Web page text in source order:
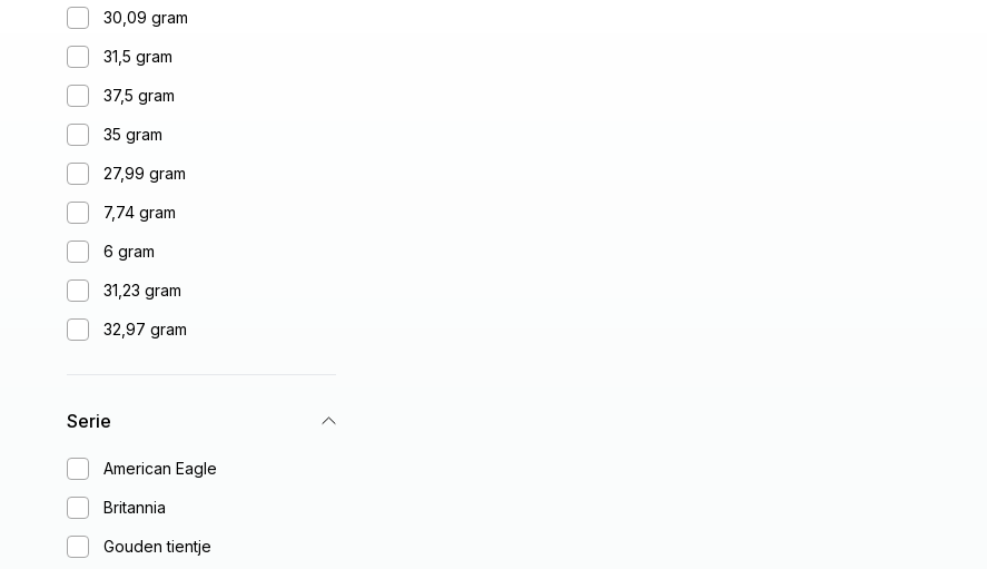
30,09 gram
31,5 gram
37,5 gram
35 gram
27,99 gram
7,74 gram
6 gram
31,23 gram
32,97 gram
Serie
American Eagle
Britannia
Gouden tientje